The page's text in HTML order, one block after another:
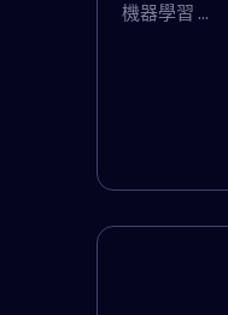
機器學習 ...